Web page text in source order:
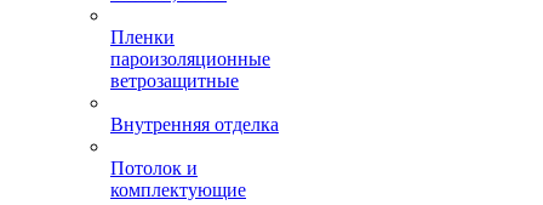
Пленки
пароизоляционные
ветрозащитные
Внутренняя отделка
Потолок и
комплектующие